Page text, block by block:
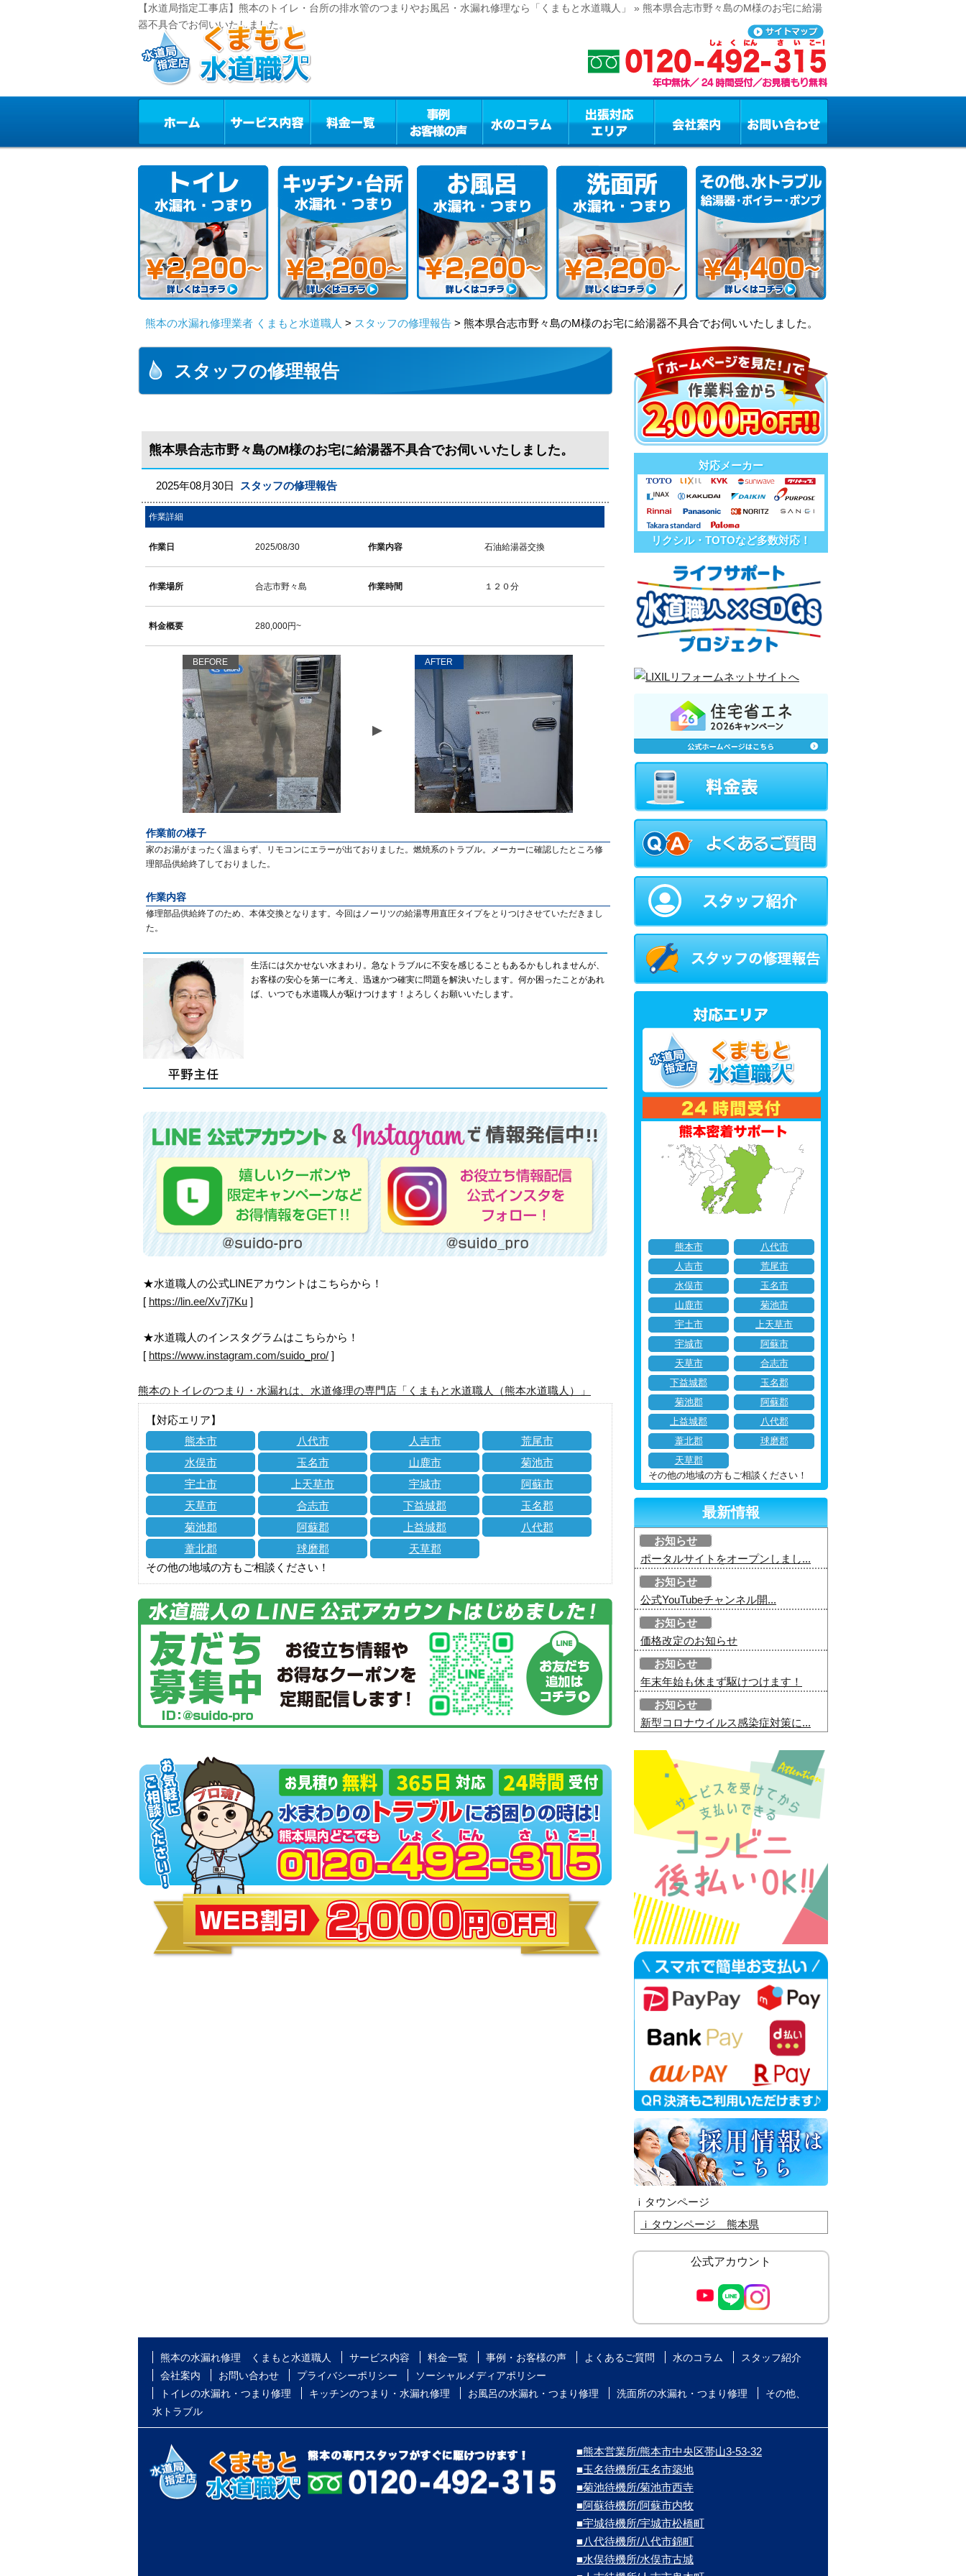
【水道局指定工事店】熊本のトイレ・台所の排水管のつまりやお風呂・水漏れ修理なら「くまもと水道職人」 » 熊本県合志市野々島のM様のお宅に給湯
器不具合でお伺いいたしました。
熊本の水漏れ修理業者 くまもと水道職人 > スタッフの修理報告 > 熊本県合志市野々島のM様のお宅に給湯器不具合でお伺いいたしました。
スタッフの修理報告
熊本県合志市野々島のM様のお宅に給湯器不具合でお伺いいたしました。
2025年08月30日 スタッフの修理報告
作業詳細
作業日 2025/08/30 作業内容 石油給湯器交換
作業場所 合志市野々島 作業時間 １２０分
料金概要 280,000円~
BEFORE AFTER
作業前の様子
家のお湯がまったく温まらず、リモコンにエラーが出ておりました。燃焼系のトラブル。メーカーに確認したところ修
理部品供給終了しておりました。
作業内容
修理部品供給終了のため、本体交換となります。今回はノーリツの給湯専用直圧タイプをとりつけさせていただきまし
た。
生活には欠かせない水まわり。急なトラブルに不安を感じることもあるかもしれませんが、
お客様の安心を第一に考え、迅速かつ確実に問題を解決いたします。何か困ったことがあれ
ば、いつでも水道職人が駆けつけます！よろしくお願いいたします。
★水道職人の公式LINEアカウントはこちらから！
[ https://lin.ee/Xv7j7Ku ]
★水道職人のインスタグラムはこちらから！
[ https://www.instagram.com/suido_pro/ ]
熊本のトイレのつまり・水漏れは、水道修理の専門店「くまもと水道職人（熊本水道職人）」
【対応エリア】
熊本市
八代市 人吉市
荒尾市
水俣市
玉名市 山鹿市
菊池市
宇土市
上天草市 宇城市
阿蘇市
天草市
合志市 下益城郡
玉名郡
菊池郡
阿蘇郡 上益城郡
八代郡
葦北郡
球磨郡
天草郡
その他の地域の方もご相談ください！
対応メーカー
リクシル・TOTOなど多数対応！
熊本市
八代市
人吉市
荒尾市
水俣市
玉名市
山鹿市
菊池市
宇土市
上天草市
宇城市
阿蘇市
天草市
合志市
下益城郡
玉名郡
菊池郡
阿蘇郡
上益城郡
八代郡
葦北郡
球磨郡
天草郡
その他の地域の方もご相談ください！
最新情報
お知らせ
ポータルサイトをオープンしまし...
お知らせ
公式YouTubeチャンネル開...
お知らせ
価格改定のお知らせ
お知らせ
年末年始も休まず駆けつけます！
お知らせ
新型コロナウイルス感染症対策に...
ｉタウンページ
ｉタウンページ 熊本県
公式アカウント
熊本の水漏れ修理 くまもと水道職人 サービス内容 料金一覧 事例・お客様の声 よくあるご質問 水のコラム
スタッフ紹介
会社案内
お問い合わせ プライバシーポリシー
ソーシャルメディアポリシー
トイレの水漏れ・つまり修理
キッチンのつまり・水漏れ修理 お風呂の水漏れ・つまり修理 洗面所の水漏れ・つまり修理
その他、
水トラブル
■熊本営業所/熊本市中央区帯山3-53-32
■玉名待機所/玉名市築地
■菊池待機所/菊池市西寺
■阿蘇待機所/阿蘇市内牧
■宇城待機所/宇城市松橋町
■八代待機所/八代市錦町
■水俣待機所/水俣市古城